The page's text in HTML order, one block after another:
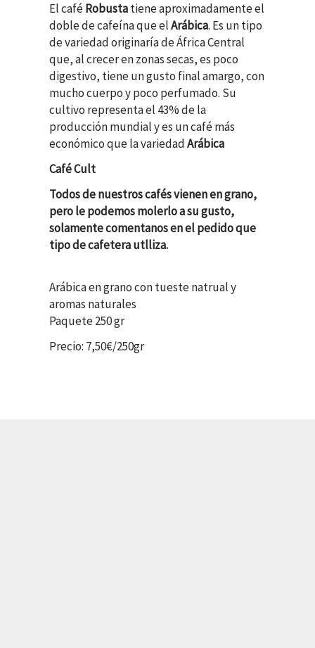
El caféRobustatiene aproximadamente el
doble de cafeína que elArábica. Es un tipo
de variedad originaría de África Central
que, al crecer en zonas secas, es poco
digestivo, tiene un gusto final amargo, con
mucho cuerpo y poco perfumado. Su
cultivo representa el 43% de la
producción mundial y es un café más
económico que la variedadArábica
Café Cult
Todos de nuestros cafés vienen en grano,
pero le podemos molerlo a su gusto,
solamente comentanos en el pedido que
tipo de cafetera utlliza.
Arábica en grano con tueste natrual y
aromas naturales
Paquete 250 gr
Precio: 7,50€/250gr